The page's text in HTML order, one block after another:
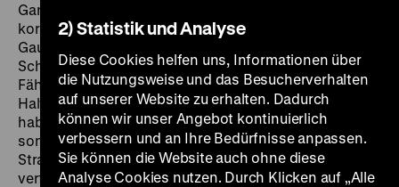
Gangsterbraut einlässt, die Beute mit den unbeholfen-
korrupten Polizisten und einem anderen
Gaunerpärchen zu teilen, kann als perfektes
Schlussbild für Filme angesehen werden, die die
Fähigkeit, jeder Situation immer mit einer gelassenen
Haltung zu begegnen, als eine Art Utopie zelebriert
haben. So wird auch nicht das Verbrechen gezeigt,
sondern wie bei Godard nur seinAftermath– eine
Strategie, die auch Martin Müller in Unser Doktor
verfolgt. In elliptischen Bildern suggeriert der Film
2) Statistik und Analyse
Diese Cookies helfen uns, Informationen über
die Nutzungsweise und das Besucherverhalten
auf unserer Website zu erhalten. Dadurch
können wir unser Angebot kontinuierlich
verbessern und an Ihre Bedürfnisse anpassen.
Sie können die Website auch ohne diese
Analyse Cookies nutzen. Durch Klicken auf „Alle